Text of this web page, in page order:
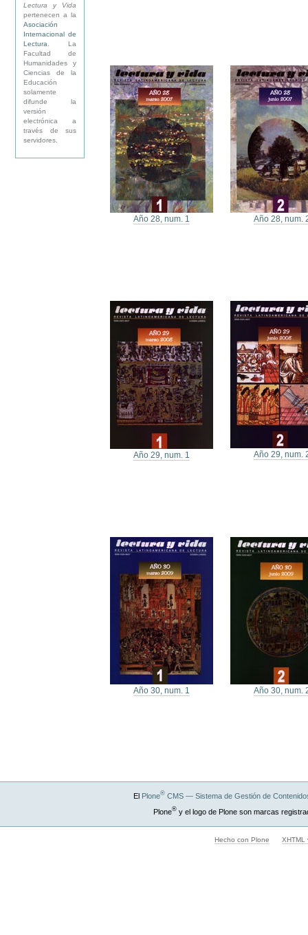
Lectura y Vida
pertenecen a la
Asociación
Internacional de
Lectura
. La
Facultad de
Humanidades y
Ciencias de la
Educación
solamente
difunde la
versión
electrónica a
través de sus
servidores.
Año 28, num. 1 Año 28, num.
Año 29, num. 1 Año 29, num.
Año 30, num. 1 Año 30, num.
El Plone®CMS — Sistema de Gestión de
Plone®y el logo de Plone son marcas
Hecho con Plone XHTML